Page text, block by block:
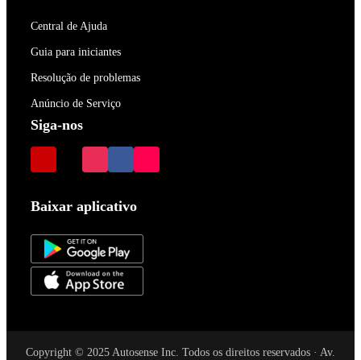
Central de Ajuda
Guia para iniciantes
Resolução de problemas
Anúncio de Serviço
Siga-nos
Baixar aplicativo
Copyright © 2025 Autosense Inc. Todos os direitos reservados · Av.